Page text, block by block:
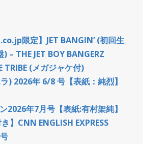
限定】JET BANGIN’ (初回生
– THE JET BOY BANGERZ
TRIBE (メガジャケ付)
) 2026年 6/8 号【表紙：純烈】
2026年7月号【表紙:有村架純】
き】CNN ENGLISH EXPRESS